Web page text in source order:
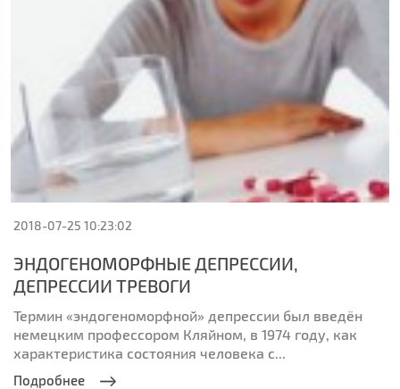
2018-07-25 10:23:02
ЭНДОГЕНОМОРФНЫЕ ДЕПРЕССИИ,
ДЕПРЕССИИ ТРЕВОГИ
Термин «эндогеноморфной» депрессии был введён
немецким профессором Кляйном, в 1974 году, как
характеристика состояния человека с...
Подробнее